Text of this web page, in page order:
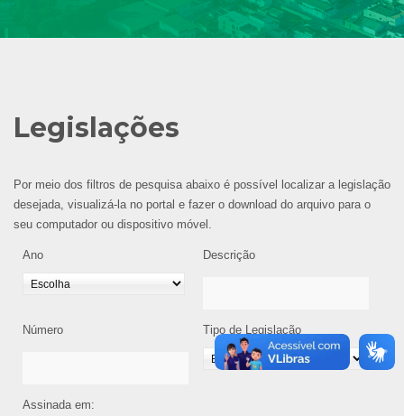
Legislações
Por meio dos filtros de pesquisa abaixo é possível localizar a legislação
desejada, visualizá-la no portal e fazer o download do arquivo para o
seu computador ou dispositivo móvel.
Ano Descrição
Número Tipo de Legislação
Assinada em: